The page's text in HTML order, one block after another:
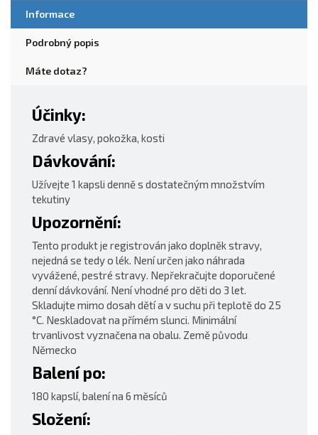
Informace
Podrobný popis
Máte dotaz?
Účinky:
Zdravé vlasy, pokožka, kosti
Dávkování:
Užívejte 1 kapsli denně s dostatečným množstvím
tekutiny
Upozornění:
Tento produkt je registrován jako doplněk stravy,
nejedná se tedy o lék. Není určen jako náhrada
vyvážené, pestré stravy. Nepřekračujte doporučené
denní dávkování. Není vhodné pro děti do 3 let.
Skladujte mimo dosah dětí a v suchu při teplotě do 25
°C. Neskladovat na přímém slunci. Minimální
trvanlivost vyznačena na obalu. Země původu
Německo
Balení po:
180 kapslí, balení na 6 měsíců
Složení: